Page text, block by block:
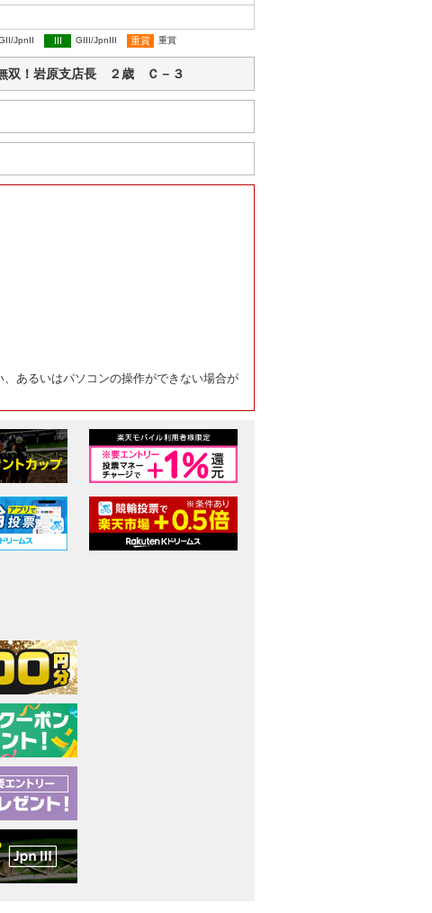
JpnII III GIII/JpnIII 重賞 重賞
無双！岩原支店長 ２歳 Ｃ－３
あるいはパソコンの操作ができない場合が